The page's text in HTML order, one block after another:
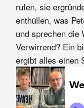
rufen, sie
enthüllen, was
und sprechen die
Verwirrend? Ein
ergibt alles einen